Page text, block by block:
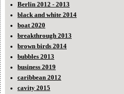
Berlin 2012 - 2013
black and white 2014
boat 2020
breakthrough 2013
brown birds 2014
bubbles 2013
business 2019
caribbean 2012
cavity 2015